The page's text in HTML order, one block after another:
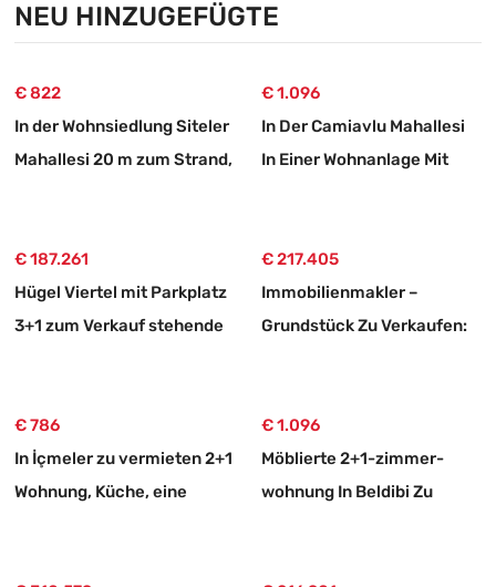
NEU HINZUGEFÜGTE
€ 822
In der Wohnsiedlung Siteler
Mahallesi 20 m zum Strand,
€ 1.096
In Der Camiavlu Mahallesi
In Einer Wohnanlage Mit
€ 187.261
Hügel Viertel mit Parkplatz
3+1 zum Verkauf stehende
€ 217.405
Immobilienmakler –
Grundstück Zu Verkaufen:
Ortaköy, Muğla
€ 786
In İçmeler zu vermieten 2+1
Wohnung, Küche, eine
€ 1.096
Möblierte 2+1-zimmer-
wohnung In Beldibi Zu